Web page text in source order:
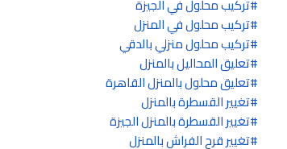
تركيب محلول في الجيزة
تركيب محلول في المنزل
تركيب محلول منزلي بالدقي
تعليق المحاليل بالمنزل
تعليق محلول بالمنزل القاهرة
تغيير القسطرة بالمنزل
تغيير القسطرة بالمنزل الجيزة
تغيير قرح الفراش بالمنزل